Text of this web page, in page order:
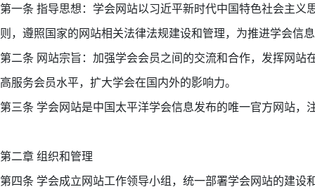
第一条 指导思想：学会网站以习近平新时代中国特色社会主
则，遵照国家的网站相关法律法规建设和管理，为推进学会信
第二条 网站宗旨：加强学会会员之间的交流和合作，发挥网
高服务会员水平，扩大学会在国内外的影响力。
第三条 学会网站是中国太平洋学会信息发布的唯一官方网站
第二章 组织和管理
第四条 学会成立网站工作领导小组，统一部署学会网站的建